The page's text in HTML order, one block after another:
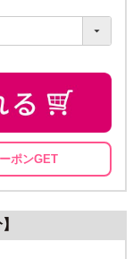
ポンGET